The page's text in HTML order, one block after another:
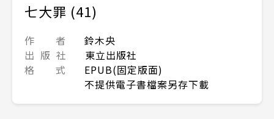
七大罪 (41)
作 者
鈴木央
出 版 社
東立出版社
格 式
EPUB(固定版面)
不提供電子書檔案另存下載